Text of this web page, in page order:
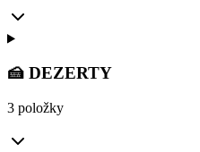
🍰 DEZERTY
3 položky